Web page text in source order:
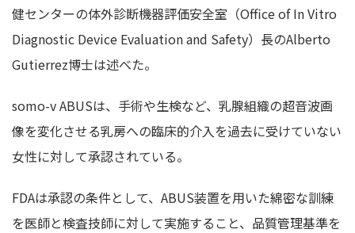
健センターの体外診断機器評価安全室（Office of In Vitro
Diagnostic Device Evaluation and Safety）長のAlberto
Gutierrez博士は述べた。
somo-v ABUSは、手術や生検など、乳腺組織の超音波画
像を変化させる乳房への臨床的介入を過去に受けていない
女性に対して承認されている。
FDAは承認の条件として、ABUS装置を用いた綿密な訓練
を医師と検査技師に対して実施すること、品質管理基準を